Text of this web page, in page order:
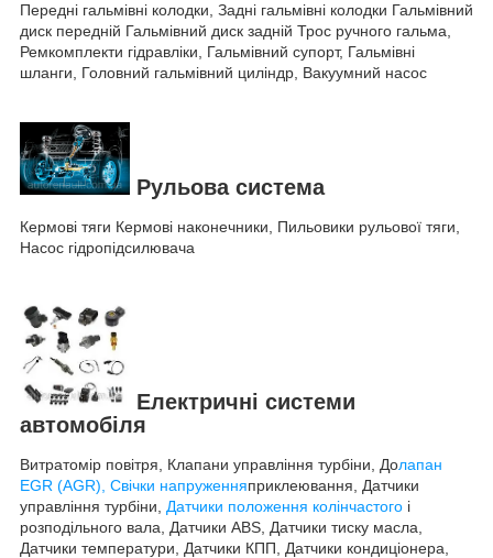
Передні гальмівні колодки, Задні гальмівні колодки Гальмівний
диск передній Гальмівний диск задній Трос ручного гальма,
Ремкомплекти гідравліки, Гальмівний супорт, Гальмівні
шланги, Головний гальмівний циліндр, Вакуумний насос
Рульова система
Кермові тяги Кермові наконечники, Пильовики рульової тяги,
Насос гідропідсилювача
Електричні системи
автомобіля
Витратомір повітря, Клапани управління турбіни, Долапан
EGR (AGR), Свічки напруженняприклеювання, Датчики
управління турбіни,
Датчики положення колінчастого і
розподільного вала, Датчики ABS, Датчики тиску масла,
Датчики температури, Датчики КПП, Датчики кондиціонера,